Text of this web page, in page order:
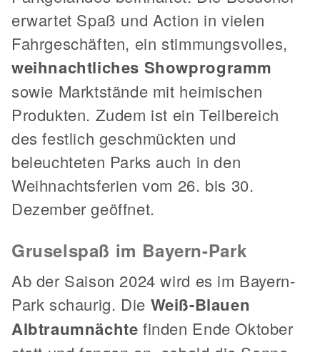
erwartet Spaß und Action in vielen
Fahrgeschäften, ein stimmungsvolles,
weihnachtliches Showprogramm
sowie Marktstände mit heimischen
Produkten. Zudem ist ein Teilbereich
des festlich geschmückten und
beleuchteten Parks auch in den
Weihnachtsferien vom 26. bis 30.
Dezember geöffnet.
Gruselspaß im Bayern-Park
Ab der Saison 2024 wird es im Bayern-
Park schaurig. Die Weiß-Blauen
Albtraumnächte finden Ende Oktober